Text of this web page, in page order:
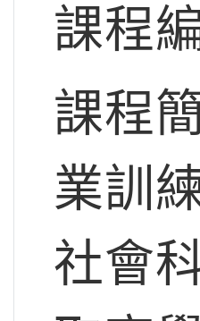
課程
課程
業訓
社會